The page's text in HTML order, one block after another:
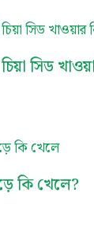
সিড
কি খেলে?